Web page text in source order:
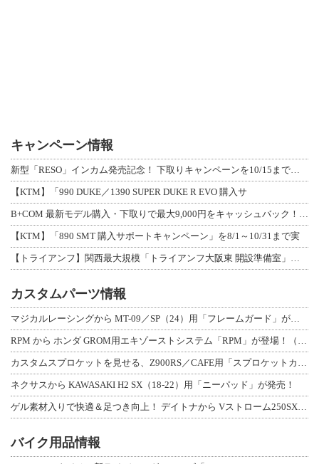
キャンペーン情報
【KTM】「990 DUKE／1390 SUPER DUKE R EVO 購入サ
【KTM】「890 SMT 購入サポートキャンペーン」を8/1～10/31まで実
カスタムパーツ情報
ネクサスから KAWASAKI H2 SX（18-22）用「ニーパッド」が発売！
バイク用品情報